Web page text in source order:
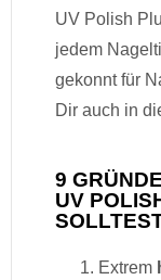
UV Polish
jedem
gekonnt für
Dir auch in
9
UV
Extrem